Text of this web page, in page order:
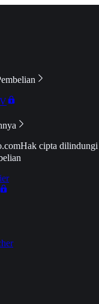
Hak cipta